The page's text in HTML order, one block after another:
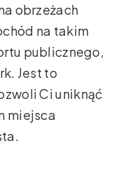
obrzeżach
na takim
publicznego,
Jest to
Ci uniknąć
miejsca